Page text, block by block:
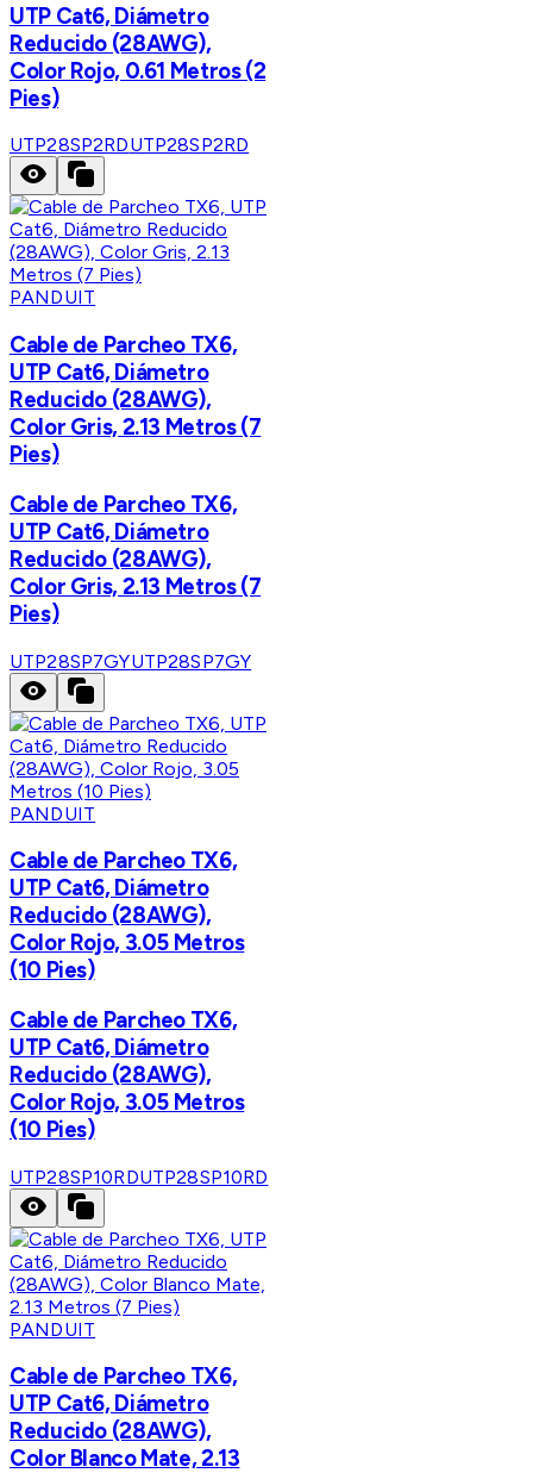
UTP Cat6, Diámetro
Reducido (28AWG),
Color Rojo, 0.61 Metros (2
Pies)
UTP28SP2RDUTP28SP2RD
PANDUIT
Cable de Parcheo TX6,
UTP Cat6, Diámetro
Reducido (28AWG),
Color Gris, 2.13 Metros (7
Pies)
Cable de Parcheo TX6,
UTP Cat6, Diámetro
Reducido (28AWG),
Color Gris, 2.13 Metros (7
Pies)
UTP28SP7GYUTP28SP7GY
PANDUIT
Cable de Parcheo TX6,
UTP Cat6, Diámetro
Reducido (28AWG),
Color Rojo, 3.05 Metros
(10 Pies)
Cable de Parcheo TX6,
UTP Cat6, Diámetro
Reducido (28AWG),
Color Rojo, 3.05 Metros
(10 Pies)
UTP28SP10RDUTP28SP10RD
PANDUIT
Cable de Parcheo TX6,
UTP Cat6, Diámetro
Reducido (28AWG),
Color Blanco Mate, 2.13